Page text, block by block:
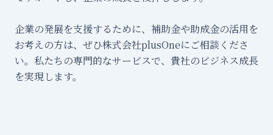
企業の発展を支援するために、補助金や助成金の活用を
お考えの方は、ぜひ株式会社plusOneにご相談くださ
い。私たちの専門的なサービスで、貴社のビジネス成長
を実現します。